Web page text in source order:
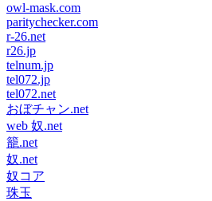
owl-mask.com
paritychecker.com
r-26.net
r26.jp
telnum.jp
tel072.jp
tel072.net
おぼチャン.net
web 奴.net
籠.net
奴.net
奴コア
珠玉